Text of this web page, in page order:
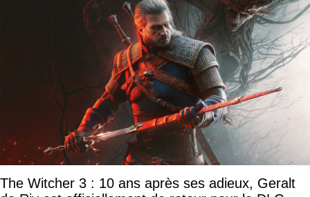
The Witcher 3 : 10 ans après ses adieux, Geralt